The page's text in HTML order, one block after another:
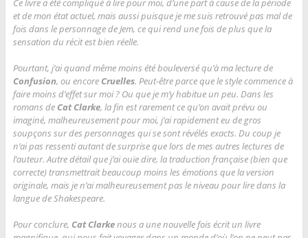
Ce livre a été compliqué à lire pour moi, d’une part à cause de la période
et de mon état actuel, mais aussi puisque je me suis retrouvé pas mal de
fois dans le personnage de Jem, ce qui rend une fois de plus que la
sensation du récit est bien réelle.
Pourtant, j’ai quand même moins été bouleversé qu’à ma lecture de
Confusion, ou encore Cruelles. Peut-être parce que le style commence à
faire moins d’effet sur moi ? Ou que je m’y habitue un peu. Dans les
romans de Cat Clarke, la fin est rarement ce qu’on avait prévu ou
imaginé, malheureusement pour moi, j’ai rapidement eu de gros
soupçons sur des personnages qui se sont révélés exacts. Du coup je
n’ai pas ressenti autant de surprise que lors de mes autres lectures de
l’auteur. Autre détail que j’ai ouïe dire, la traduction française (bien que
correcte) transmettrait beaucoup moins les émotions que la version
originale, mais je n’ai malheureusement pas le niveau pour lire dans la
langue de Shakespeare.
Pour conclure, Cat Clarkenous a une nouvelle fois écrit un livre